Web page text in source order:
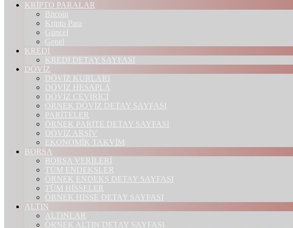
KRİPTO PARALAR
Bitcoin
Kripto Para
Güncel
Genel
KREDİ
KREDİ DETAY SAYFASI
DÖVİZ
DÖVİZ KURLARI
DÖVİZ HESAPLA
DÖVİZ ÇEVİRİCİ
ÖRNEK DÖVİZ DETAY SAYFASI
PARİTELER
ÖRNEK PARİTE DETAY SAYFASI
DÖVİZ ARŞİV
EKONOMİK TAKVİM
BORSA
BORSA VERİLERİ
TÜM ENDEKSLER
ÖRNEK ENDEKS DETAY SAYFASI
TÜM HİSSELER
ÖRNEK HİSSE DETAY SAYFASI
ALTIN
ALTINLAR
ÖRNEK ALTIN DETAY SAYFASI